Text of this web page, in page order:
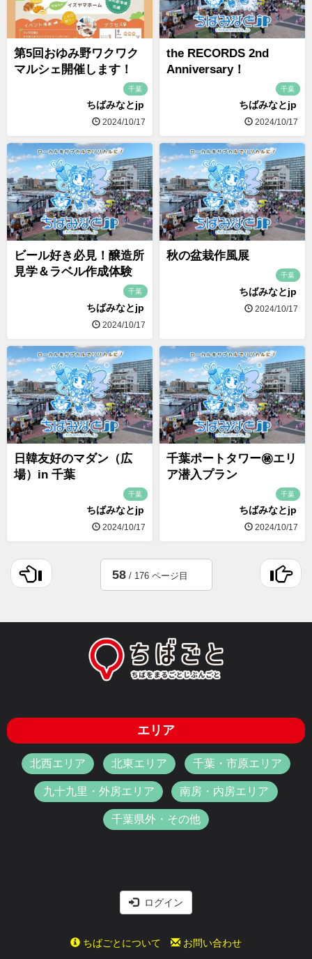
第5回おゆみ野ワクワク
マルシェ開催します！
千葉
ちばみなとjp
2024/10/17
the RECORDS 2nd
Anniversary！
千葉
ちばみなとjp
2024/10/17
ビール好き必見！醸造所
見学＆ラベル作成体験
千葉
ちばみなとjp
2024/10/17
秋の盆栽作風展
千葉
ちばみなとjp
2024/10/17
日韓友好のマダン（広
場）in 千葉
千葉
ちばみなとjp
2024/10/17
千葉ポートタワー㊙エリ
ア潜入プラン
千葉
ちばみなとjp
2024/10/17
58/ 176 ページ目
エリア
北西エリア 北東エリア 千葉・市原エリア
九十九里・外房エリア 南房・内房エリア
千葉県外・その他
ログイン
ちばごとについて お問い合わせ